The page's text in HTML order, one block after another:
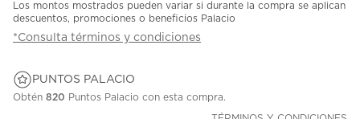
Los montos mostrados pueden variar si durante la compra se aplican
descuentos, promociones o beneficios Palacio
*Consulta términos y condiciones
PUNTOS PALACIO
Obtén 820 Puntos Palacio con esta compra.